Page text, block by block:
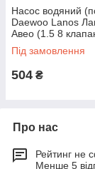
Насос водяний
Daewoo Lanos
Авео (1.5 8
Під замовлення
504 ₴
Про нас
Рейтинг не
Менше 5